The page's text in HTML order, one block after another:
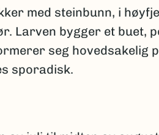
med steinbunn, i
Larven bygger et buet,
seg hovedsakelig
sporadisk.